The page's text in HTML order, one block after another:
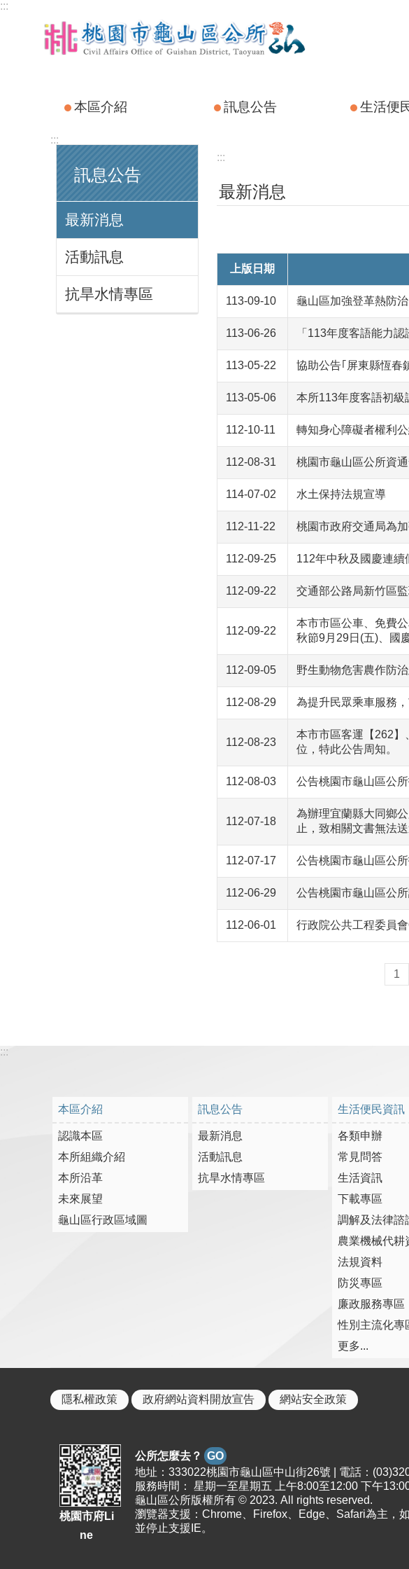
跳到主要內容區塊
:::
本區介紹 訊息公告 生活便
:::
訊息公告
最新消息
活動訊息
抗旱水情專區
:::
最新消息
上版日期
113-09-10 龜山區加強登革熱防
113-06-26 「113年度客語能力
113-05-22 協助公告｢屏東縣恆春
113-05-06 本所113年度客語初級
112-10-11 轉知身心障礙者權利
112-08-31 桃園市龜山區公所資
114-07-02 水土保持法規宣導
112-11-22 桃園市政府交通局為
112-09-25 112年中秋及國慶連
112-09-22 交通部公路局新竹區
112-09-22
本市市區公車、免費
秋節9月29日(五)、國
112-09-05 野生動物危害農作防
112-08-29 為提升民眾乘車服務
112-08-23
本市市區客運【262
位，特此公告周知。
112-08-03 公告桃園市龜山區公
112-07-18
為辦理宜蘭縣大同鄉
止，致相關文書無法
112-07-17 公告桃園市龜山區公
112-06-29 公告桃園市龜山區公
112-06-01 行政院公共工程委員
1
:::
本區介紹
認識本區
本所組織介紹
本所沿革
未來展望
龜山區行政區域圖
訊息公告
最新消息
活動訊息
抗旱水情專區
生活便民資訊
各類申辦
常見問答
生活資訊
下載專區
調解及法律諮
農業機械代耕
法規資料
防災專區
廉政服務專區
性別主流化專
更多...
隱私權政策 政府網站資料開放宣告 網站安全政策
桃園市府Li
ne
公所怎麼去？ GO
地址：333022桃園市龜山區中山街26號 | 電話：
服務時間： 星期一至星期五 上午8:00至12:00 下午
龜山區公所版權所有 © 2023. All rights reserved.
瀏覽器支援：Chrome、Firefox、Edge、Safari為主，
並停止支援IE。